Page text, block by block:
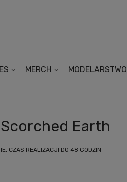
MERCH MODELARSTWO
Earth
CZAS REALIZACJI DO 48 GODZIN